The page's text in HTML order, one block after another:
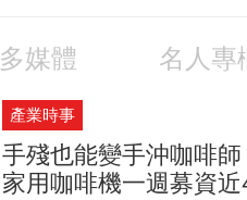
多媒體 名人專
產業時事
手殘也能變手沖咖啡
家用咖啡機一週募資